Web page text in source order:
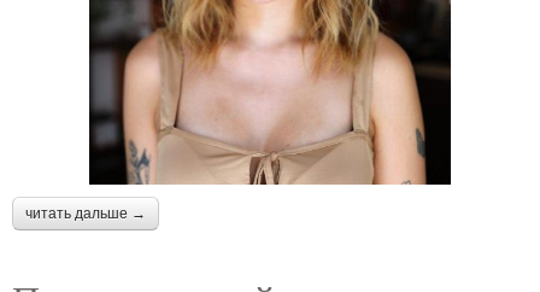
читать дальше →